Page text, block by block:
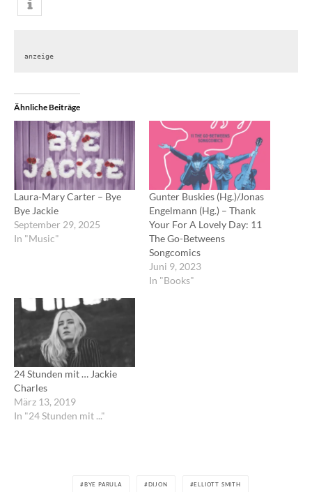
anzeige
Ähnliche Beiträge
Laura-Mary Carter – Bye
Bye Jackie
September 29, 2025
In "Music"
Gunter Buskies (Hg.)/Jonas
Engelmann (Hg.) – Thank
Your For A Lovely Day: 11
The Go-Betweens
Songcomics
Juni 9, 2023
In "Books"
24 Stunden mit … Jackie
Charles
März 13, 2019
In "24 Stunden mit ..."
BYE PARULA DIJON ELLIOTT SMITH